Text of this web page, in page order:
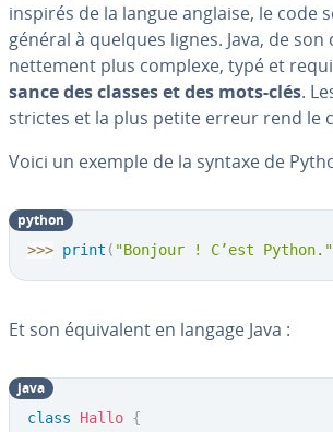
inspirés de la langue anglaise, le code
général à quelques lignes. Java, de son
nettement plus complexe, typé et
sance des classes et des mots-clés.
strictes et la plus petite erreur rend le
Voici un exemple de la syntaxe de
>>> print ( "Bonjour ! C’est Python."
python
Et son équi­valent en langage Java :
class Hallo {
java